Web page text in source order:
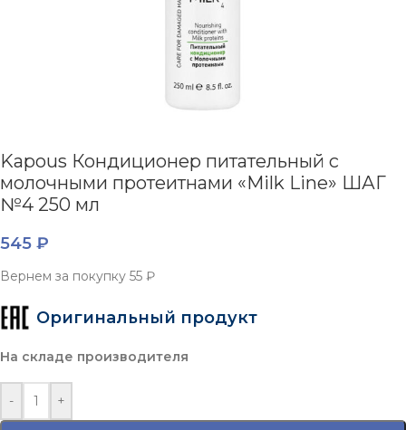
Kapous Кондиционер питательный с
молочными протеитнами «Milk Line» ШАГ
№4 250 мл
545 ₽
Вернем за покупку 55 ₽
Оригинальный продукт
На складе производителя
- +